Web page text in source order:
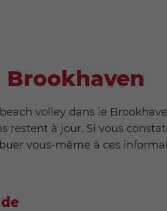
Brookhaven
volley dans le
à jour. Si vous
vous-même à ces